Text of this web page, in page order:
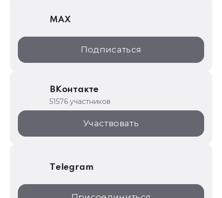
1С:Дистрибьюция
1С:Образование
ИТС.1C.ru
1С для торговли
1С:Торговая площадка
MAX
Подписаться
ВКонтакте
51576 участников
Участвовать
Telegram